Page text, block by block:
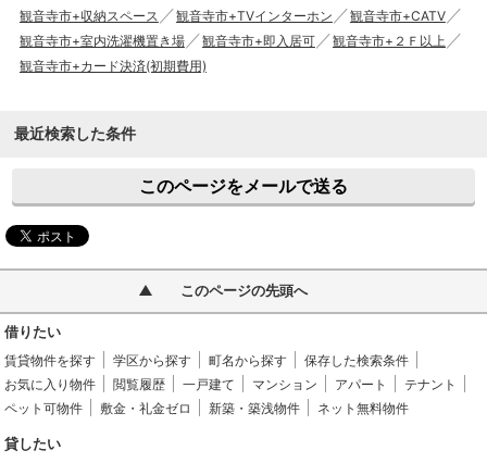
観音寺市+収納スペース
観音寺市+TVインターホン
観音寺市+CATV
観音寺市+室内洗濯機置き場
観音寺市+即入居可
観音寺市+２Ｆ以上
観音寺市+カード決済(初期費用)
最近検索した条件
このページをメールで送る
このページの先頭へ
借りたい
賃貸物件を探す 学区から探す 町名から探す
保存した検索条件
お気に入り物件
閲覧履歴 一戸建て マンション アパート
テナント
ペット可物件
敷金・礼金ゼロ 新築・築浅物件 ネット無料物件
貸したい